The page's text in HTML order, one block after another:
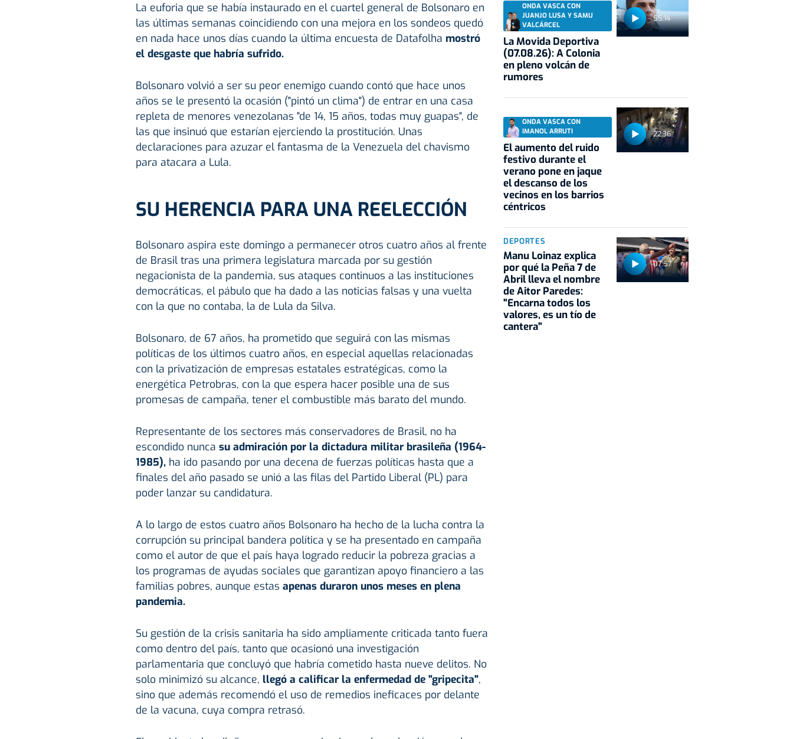
La euforia que se había instaurado en el cuartel general de Bolsonaro en
las últimas semanas coincidiendo con una mejora en los sondeos quedó
en nada hace unos días cuando la última encuesta de Datafolha mostró
el desgaste que habría sufrido.
Bolsonaro volvió a ser su peor enemigo cuando contó que hace unos
años se le presentó la ocasión ("pintó un clima") de entrar en una casa
repleta de menores venezolanas "de 14, 15 años, todas muy guapas", de
las que insinuó que estarían ejerciendo la prostitución. Unas
declaraciones para azuzar el fantasma de la Venezuela del chavismo
para atacara a Lula.
SU HERENCIA PARA UNA REELECCIÓN
Bolsonaro aspira este domingo a permanecer otros cuatro años al frente
de Brasil tras una primera legislatura marcada por su gestión
negacionista de la pandemia, sus ataques continuos a las instituciones
democráticas, el pábulo que ha dado a las noticias falsas y una vuelta
con la que no contaba, la de Lula da Silva.
Bolsonaro, de 67 años, ha prometido que seguirá con las mismas
políticas de los últimos cuatro años, en especial aquellas relacionadas
con la privatización de empresas estatales estratégicas, como la
energética Petrobras, con la que espera hacer posible una de sus
promesas de campaña, tener el combustible más barato del mundo.
Representante de los sectores más conservadores de Brasil, no ha
escondido nunca su admiración por la dictadura militar brasileña (1964-
1985),ha ido pasando por una decena de fuerzas políticas hasta que a
finales del año pasado se unió a las filas del Partido Liberal (PL) para
poder lanzar su candidatura.
A lo largo de estos cuatro años Bolsonaro ha hecho de la lucha contra la
corrupción su principal bandera política y se ha presentado en campaña
como el autor de que el país haya logrado reducir la pobreza gracias a
los programas de ayudas sociales que garantizan apoyo financiero a las
familias pobres, aunque estas apenas duraron unos meses en plena
pandemia.
Su gestión de la crisis sanitaria ha sido ampliamente criticada tanto fuera
como dentro del país, tanto que ocasionó una investigación
parlamentaria que concluyó que habría cometido hasta nueve delitos. No
solo minimizó su alcance, llegó a calificar la enfermedad de "gripecita",
sino que además recomendó el uso de remedios ineficaces por delante
de la vacuna, cuya compra retrasó.
55:14
ONDA VASCA CON
JUANJO LUSA Y SAMU
VALCÁRCEL
La Movida Deportiva
(07.08.26): A Colonia
en pleno volcán de
rumores
22:36
ONDA VASCA CON
IMANOL ARRUTI
El aumento del ruido
festivo durante el
verano pone en jaque
el descanso de los
vecinos en los barrios
céntricos
07:57
DEPORTES
Manu Loinaz explica
por qué la Peña 7 de
Abril lleva el nombre
de Aitor Paredes:
"Encarna todos los
valores, es un tío de
cantera"